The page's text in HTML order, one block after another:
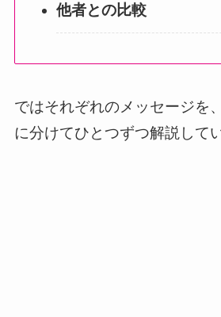
他者との比較
ではそれぞれのメッセージを
に分けてひとつずつ解説して